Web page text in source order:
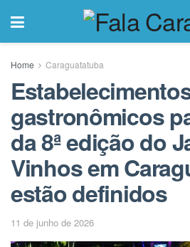
Home Caraguatatuba
gastronômicos
da 8ª edição do
Vinhos em
estão definidos
11 de junho de 2026